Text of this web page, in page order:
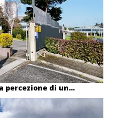
percezione di un...